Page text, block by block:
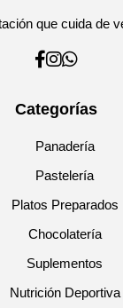
que cuida de
Categorías
Panadería
Pastelería
Platos Preparados
Chocolatería
Suplementos
Nutrición Deportiva